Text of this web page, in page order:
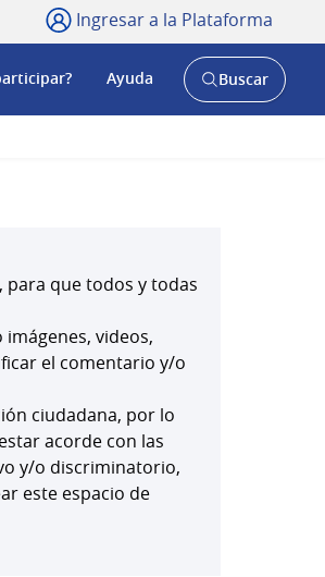
Ingresar a la Plataforma
Ayuda
AbrirBuscar
para que todos y todas
videos,
el comentario y/o
ciudadana, por lo
acorde con las
y/o discriminatorio,
este espacio de